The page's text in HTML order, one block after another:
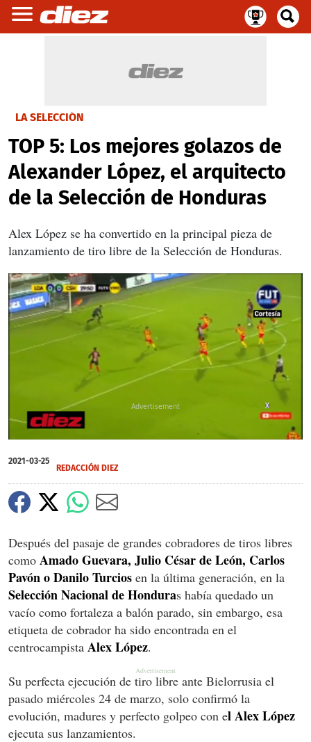
LA SELECCIÓN
TOP 5: Los mejores golazos de
Alexander López, el arquitecto
de la Selección de Honduras
Alex López se ha convertido en la principal pieza de
lanzamiento de tiro libre de la Selección de Honduras.
seconds
of
seconds
X
X
2021-03-25
REDACCIÓN DIEZ
Después del pasaje de grandes cobradores de tiros libres
como Amado Guevara, Julio César de León, Carlos
Pavón o Danilo Turcios en la última generación, en la
SelecciónNacional de Honduras había quedado un
vacío como fortaleza a balón parado, sin embargo, esa
etiqueta de cobrador ha sido encontrada en el
centrocampista Alex López.
Su perfecta ejecución de tiro libre ante Bielorrusia el
pasado miércoles 24 de marzo, solo confirmó la
evolución, madures y perfecto golpeo con el Alex López
ejecuta sus lanzamientos.